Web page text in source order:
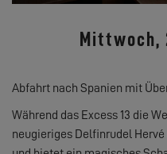
Mittwoch,
Abfahrt nach Spanien mit
Während das Excess 13 die
neugieriges Delfinrudel